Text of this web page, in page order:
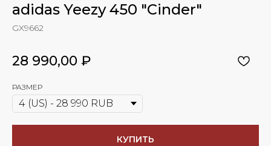
adidas Yeezy 450 "Cinder"
GX9662
28 990,00 ₽
РАЗМЕР
КУПИТЬ